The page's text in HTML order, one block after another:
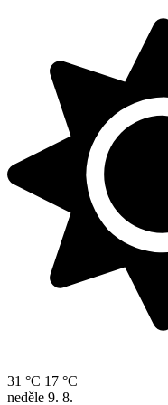
31 °C 17 °C
neděle 9. 8.